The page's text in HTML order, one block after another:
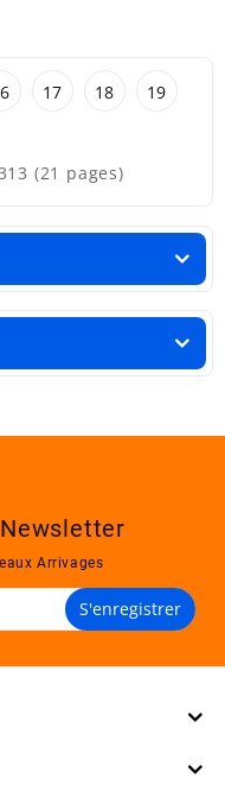
17 18
19
(21 pages)
Arrivages
S'enregistrer